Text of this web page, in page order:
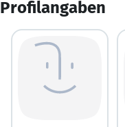
Profilangaben